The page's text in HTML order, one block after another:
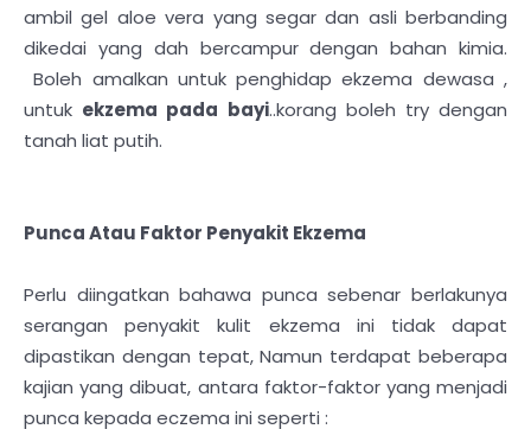
ambil gel aloe vera yang segar dan asli berbanding
dikedai yang dah bercampur dengan bahan kimia.
Boleh amalkan untuk penghidap ekzema dewasa ,
untuk ekzema pada bayi..korang boleh try dengan
tanah liat putih.
Punca Atau Faktor Penyakit Ekzema
Perlu diingatkan bahawa punca sebenar berlakunya
serangan penyakit kulit ekzema ini tidak dapat
dipastikan dengan tepat, Namun terdapat beberapa
kajian yang dibuat, antara faktor-faktor yang menjadi
punca kepada eczema ini seperti :